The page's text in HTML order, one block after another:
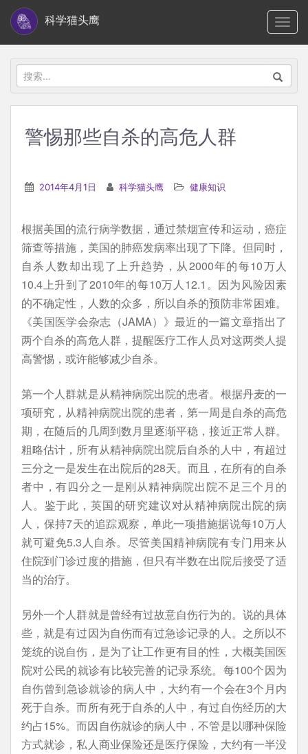
i
科学猫头鹰
搜
索：
警惕那些自杀的高危人群
2014年4月1日 科学猫头鹰 健康知识
根据美国的流行病学数据，通过禁烟宣传和运动，癌症
筛查等措施，美国的肺癌发病率出现了下降。但同时，
自杀人数却出现了上升趋势，从2000年的每10万人
10.4上升到了2010年的每10万人12.1。因为风险因素
的不确定性，人数的众多，所以自杀的预防非常困难。
《美国医学会杂志（JAMA）》最近的一篇文章指出了
两个自杀的高危人群，提醒医疗工作人员对这两类人提
高警惕，或许能够减少自杀。
第一个人群就是从精神病院出院的患者。根据丹麦的一
项研究，从精神病院出院的患者，第一周是自杀的高危
期，在随后的几周到数月里逐渐平稳，接近正常人群。
粗略估计，所有从精神病院出院后自杀的人中，有超过
三分之一是发生在出院后的28天。而且，在所有的自杀
者中，有四分之一是刚从精神病院出院不足三个月的
人。鉴于此，英国的研究建议对从精神病院出院的病
人，保持7天的追踪观察，单此一项措施据说每10万人
就可避免5.3人自杀。尽管美国精神病院有专门用来从
住院到门诊过度的措施，但只有半数在出院后接受了适
当的治疗。
另外一个人群就是曾经有过故意自伤行为的。说的具体
些，就是有过因为自伤而有过急诊记录的人。之所以不
笼统的说自伤，是为了让工作更有目的性，大概美国医
院对公民的就诊有比较完善的记录系统。每100个因为
自伤曾到急诊就诊的病人中，大约有一个会在3个月内
死于自杀。而所有死于自杀的人中，有过自伤经历的大
约占15%。而因自伤就诊的病人中，不管是以哪种保险
方式就诊，私人商业保险还是医疗保险，大约有一半没